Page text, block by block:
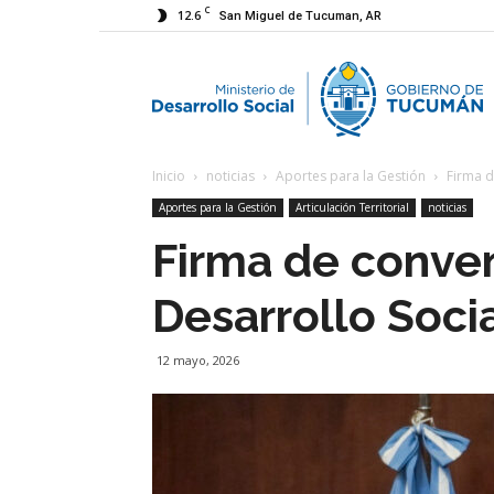
12.6 C San Miguel de Tucuman, AR
Inicio noticias Aportes para la Gestión Firma
Aportes para la Gestión Articulación Territorial noticias
Firma de
Desarrollo
12 mayo, 2026